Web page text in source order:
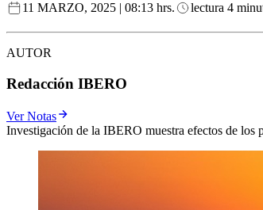
11 MARZO, 2025 | 08:13 hrs. lectura 4
AUTOR
Redacción IBERO
Ver Notas
Investigación de la IBERO muestra efectos de los